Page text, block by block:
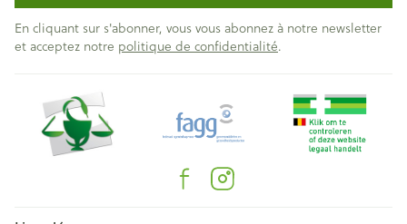
En cliquant sur s'abonner, vous vous abonnez à notre newsletter
et acceptez notre politique de confidentialité.